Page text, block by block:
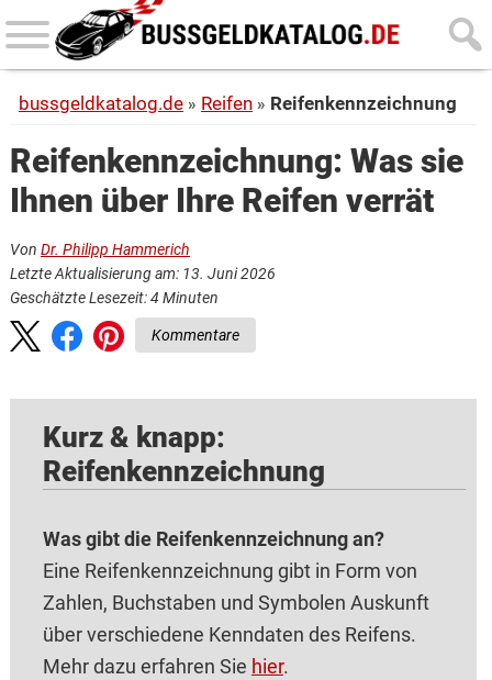
Skip
to
content
Skip
to
sidebar
bussgeldkatalog.de Reifen Reifenkennzeichnung
Reifenkennzeichnung: Was sie
Ihnen über Ihre Reifen verrät
Von Dr. Philipp Hammerich
Letzte Aktualisierung am: 13. Juni 2026
Geschätzte Lesezeit:4 Minuten
Kommentare
Kurz & knapp:
Reifenkennzeichnung
Was gibt die Reifenkennzeichnung an?
Eine Reifenkennzeichnung gibt in Form von
Zahlen, Buchstaben und Symbolen Auskunft
über verschiedene Kenndaten des Reifens.
Mehr dazu erfahren Sie hier.